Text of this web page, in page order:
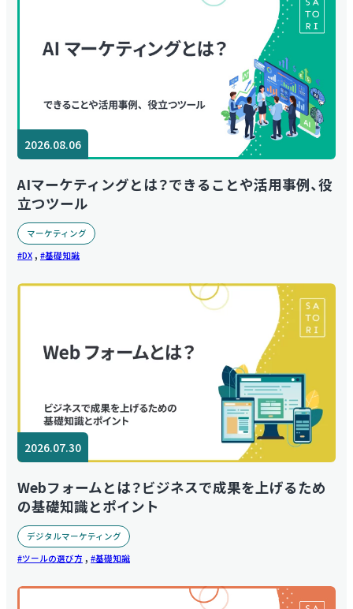
2026.08.06
AIマーケティングとは？できることや活用事例、役
立つツール
マーケティング
DX , 基礎知識
2026.07.30
Webフォームとは？ビジネスで成果を上げるため
の基礎知識とポイント
デジタルマーケティング
ツールの選び方 , 基礎知識